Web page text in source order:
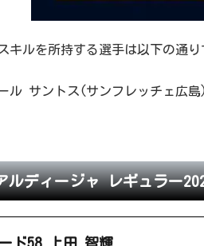
キルを所持する選手は以下の通り
ル サントス(サンフレッチェ広島)
ルディージャ レギュラー